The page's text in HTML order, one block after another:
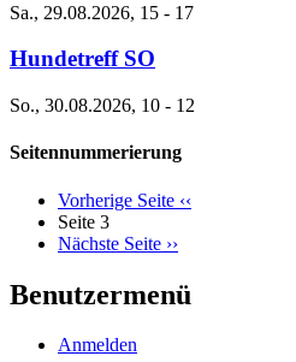
Sa., 29.08.2026, 15 - 17
Hundetreff SO
So., 30.08.2026, 10 - 12
Seitennummerierung
Vorherige Seite ‹‹
Seite 3
Nächste Seite ››
Benutzermenü
Anmelden